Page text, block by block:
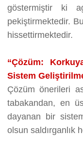
göstermiştir ki
pekiştirmektedir.
hissettirmektedir.
“Çözüm:
Sistem
Çözüm önerileri
tabakandan, en
dayanan bir
olsun saldırganlık